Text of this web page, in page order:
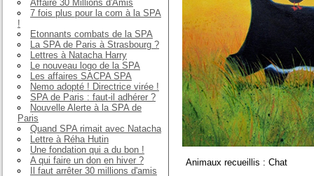
Affaire 30 Millions d'Amis
7 fois plus pour la com à la SPA
!
Etonnants combats de la SPA
La SPA de Paris à Strasbourg ?
Lettres à Natacha Harry
Le nouveau logo de la SPA
Les affaires SACPA SPA
Nemo adopté ! Directrice virée !
SPA de Paris : faut-il adhérer ?
Nouvelle Alerte à la SPA de
Paris
Quand SPA rimait avec Natacha
Lettre à Réha Hutin
Une fondation qui a du bon !
A qui faire un don en hiver ?
Il faut arrêter 30 millions d'amis
Animaux recueillis : Chat